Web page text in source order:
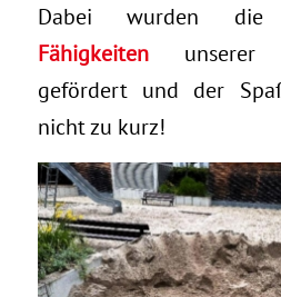
Dabei wurden
Fähigkeitenunserer
gefördert und der
nicht zu kurz!